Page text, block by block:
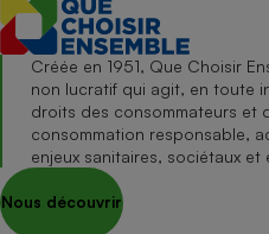
Créée en 1951, Que Choisir
non lucratif qui agit, en toute
droits des consommateurs et
consommation responsable,
enjeux sanitaires, sociétaux et
Nous découvrir